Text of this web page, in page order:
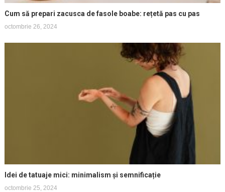
Cum să prepari zacusca de fasole boabe: rețetă pas cu pas
octombrie 26, 2024
Idei de tatuaje mici: minimalism și semnificație
octombrie 25, 2024